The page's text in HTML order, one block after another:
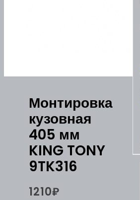
Монтировка
кузовная
405 мм
KING TONY
9TK316
1210₽